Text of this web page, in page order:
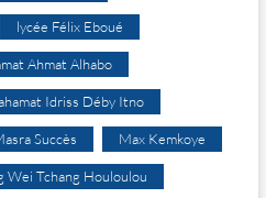
lycée Félix Eboué
Ahmat Alhabo
Idriss Déby Itno
Succès Max Kemkoye
Wei Tchang Houloulou